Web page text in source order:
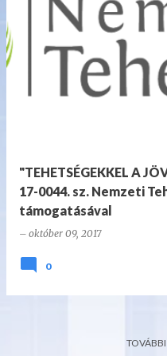
B
e
"TEHETSÉGEKKEL A
17-0044. sz. Nemzeti
támogatásával
– október 09, 2017
0
TOVÁBBI